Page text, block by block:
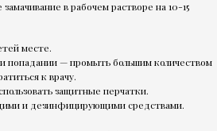
в рабочем растворе на 10-15
месте.
попадании — промыть большим количеством
к врачу.
защитные перчатки.
и дезинфицирующими средствами.